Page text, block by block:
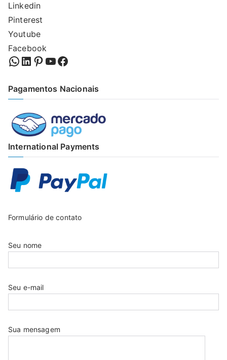
Linkedin
Pinterest
Youtube
Facebook
WhatsApp
LinkedIn
Pinterest
YouTube
Facebook
Pagamentos Nacionais
International Payments
Formulário de contato
Seu nome
Seu e-mail
Sua mensagem